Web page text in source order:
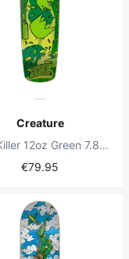
Creature
Brue Killer 12oz Green 7.8" Skateboard Deck
€79.95